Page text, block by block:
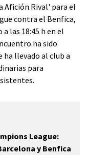
Afición Rival' para el
contra el Benfica,
las 18:45 h en el
ha sido
llevado al club a
para
League:
y Benfica